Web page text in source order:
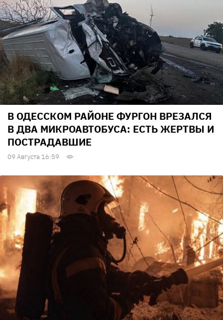
В ОДЕССКОМ РАЙОНЕ ФУРГОН ВРЕЗАЛСЯ
В ДВА МИКРОАВТОБУСА: ЕСТЬ ЖЕРТВЫ И
ПОСТРАДАВШИЕ
09 Августа 16:59